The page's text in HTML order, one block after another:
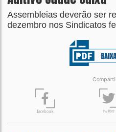
Assembleias deverão ser
dezembro nos Sindicatos
facebook twitter